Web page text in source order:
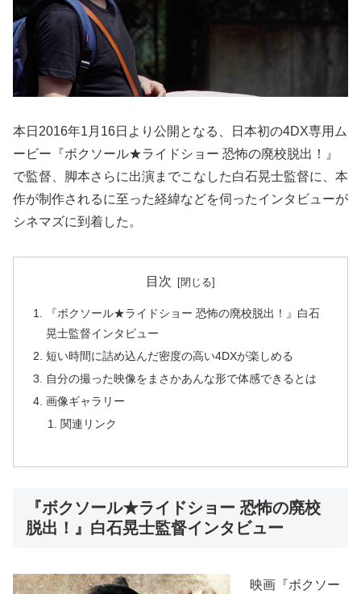
本日2016年1月16日より公開となる、日本初の4DX専用ム
ービー『ボクソール★ライドショー 恐怖の廃校脱出！』
で監督、脚本さらに出演までこなした白石晃士監督に、本
作が制作されるに至った経緯などを伺ったインタビューが
シネマズに到着した。
目次
『ボクソール★ライドショー 恐怖の廃校脱出！』白石
晃士監督インタビュー
短い時間に詰め込んだ密度の高い4DXが楽しめる
自分の撮った映像をまさかあんな形で体感できるとは
画像ギャラリー
関連リンク
『ボクソール★ライドショー 恐怖の廃校
脱出！』白石晃士監督インタビュー
映画『ボクソー